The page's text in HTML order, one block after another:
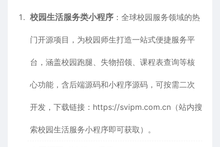
校园生活服务类小程序 ：全球校园服务领域的热
门开源项目，为校园师生打造一站式便捷服务平
台，涵盖校园跑腿、失物招领、课程表查询等核
心功能，含后端源码和小程序源码，可按需二次
开发，下载链接： https://svipm.com.cn （站内搜
索校园生活服务小程序即可获取）。